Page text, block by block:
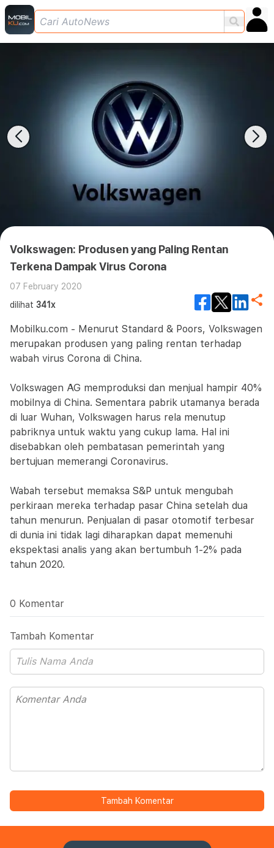
Volkswagen: Produsen yang Paling Rentan
Terkena Dampak Virus Corona
07 February 2020
dilihat 341x
Mobilku.com - Menurut Standard & Poors, Volkswagen
merupakan produsen yang paling rentan terhadap
wabah virus Corona di China.
Volkswagen AG memproduksi dan menjual hampir 40%
mobilnya di China. Sementara pabrik utamanya berada
di luar Wuhan, Volkswagen harus rela menutup
pabriknya untuk waktu yang cukup lama. Hal ini
disebabkan oleh pembatasan pemerintah yang
bertujuan memerangi Coronavirus.
Wabah tersebut memaksa S&P untuk mengubah
perkiraan mereka terhadap pasar China setelah dua
tahun menurun. Penjualan di pasar otomotif terbesar
di dunia ini tidak lagi diharapkan dapat memenuhi
ekspektasi analis yang akan bertumbuh 1-2% pada
tahun 2020.
0 Komentar
Tambah Komentar
Tambah Komentar